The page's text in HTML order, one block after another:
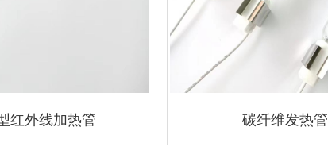
红外线加热管 碳纤维发热管